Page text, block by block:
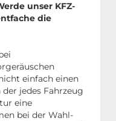
unser KFZ-
die
einfach einen
jedes Fahrzeug
eine
bei der Wahl-